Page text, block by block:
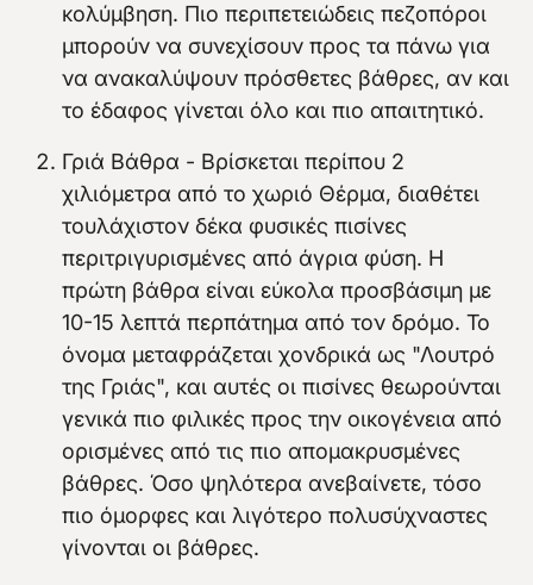
κολύμβηση. Πιο περιπετειώδεις πεζοπόροι
μπορούν να συνεχίσουν προς τα πάνω για
να ανακαλύψουν πρόσθετες βάθρες, αν και
το έδαφος γίνεται όλο και πιο απαιτητικό.
Γριά Βάθρα - Βρίσκεται περίπου 2
χιλιόμετρα από το χωριό Θέρμα, διαθέτει
τουλάχιστον δέκα φυσικές πισίνες
περιτριγυρισμένες από άγρια φύση. Η
πρώτη βάθρα είναι εύκολα προσβάσιμη με
10-15 λεπτά περπάτημα από τον δρόμο. Το
όνομα μεταφράζεται χονδρικά ως "Λουτρό
της Γριάς", και αυτές οι πισίνες θεωρούνται
γενικά πιο φιλικές προς την οικογένεια από
ορισμένες από τις πιο απομακρυσμένες
βάθρες. Όσο ψηλότερα ανεβαίνετε, τόσο
πιο όμορφες και λιγότερο πολυσύχναστες
γίνονται οι βάθρες.